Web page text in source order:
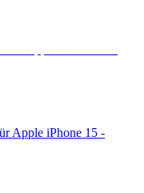
Apple iPhone 15 -